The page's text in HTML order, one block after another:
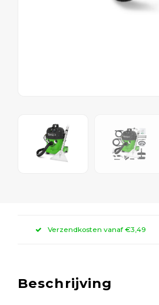
Verzendkosten vanaf €3,49
Beschrijving